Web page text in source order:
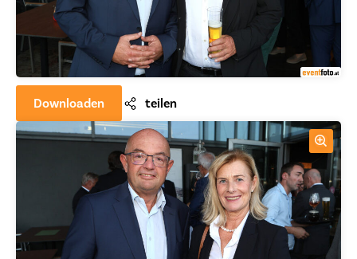
Downloaden teilen